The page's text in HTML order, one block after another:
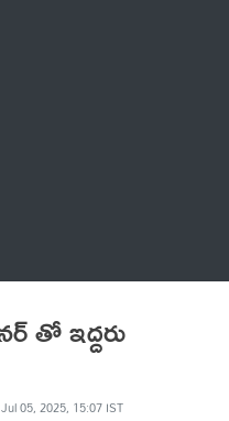
తో ఇద్దరు
JOURNALIST,NIRMAL DIST
Jul 05, 2025, 15:07 IST